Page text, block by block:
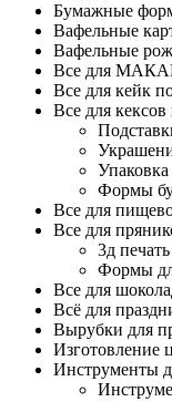
Бумажные
Вафельные
Вафельные
Все для
Все для кейк
Все для
Упаковка
Формы
Все для
Все для
3д
Формы
Все для
Всё для
Вырубки для
Изготовление
Инструменты